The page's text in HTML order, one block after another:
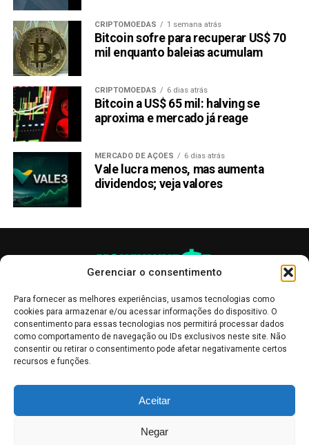
Gerenciar o consentimento
Para fornecer as melhores experiências, usamos tecnologias como
cookies para armazenar e/ou acessar informações do dispositivo. O
consentimento para essas tecnologias nos permitirá processar dados
como comportamento de navegação ou IDs exclusivos neste site. Não
consentir ou retirar o consentimento pode afetar negativamente certos
recursos e funções.
Aceitar
Negar
CRIPTOMOEDAS 1 semana atrás
Bitcoin sofre para recuperar US$ 70
mil enquanto baleias acumulam
CRIPTOMOEDAS 6 dias atrás
Bitcoin a US$ 65 mil: halving se
aproxima e mercado já reage
MERCADO DE AÇÕES 6 dias atrás
Vale lucra menos, mas aumenta
dividendos; veja valores
informativo, servindo como boletins de divulgação, e não devem ser
interpretadas como recomendações de investimento.Leia mais
Bolsa de Valores